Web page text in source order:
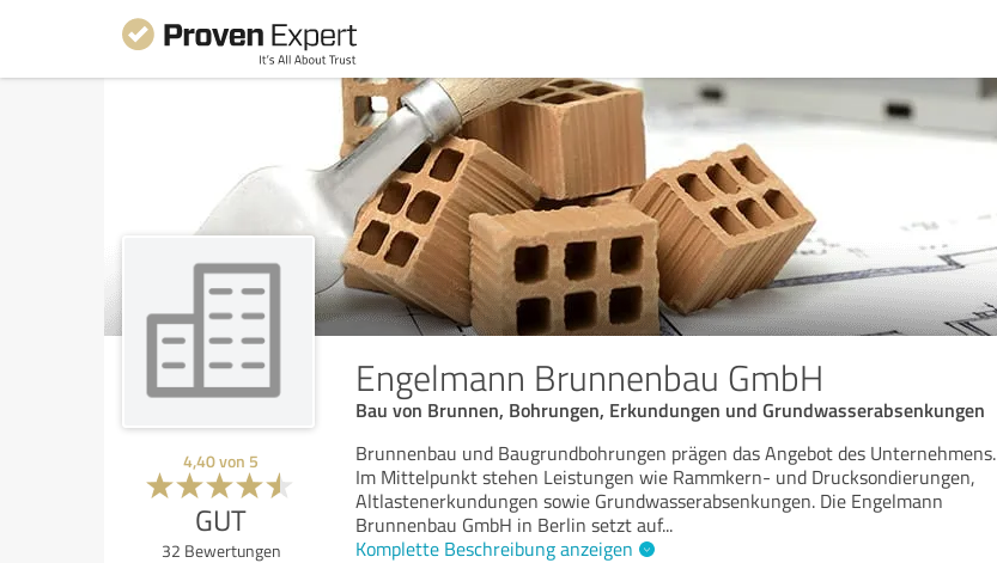
Engelmann Brunnenbau GmbH
Bau von Brunnen, Bohrungen, Erkundungen und Grundwasserabsenkungen
4,40von 5
GUT
32 Bewertungen
Brunnenbau und Baugrundbohrungen prägen das Angebot des Unternehmens.
Im Mittelpunkt stehen Leistungen wie Rammkern- und Drucksondierungen,
Altlastenerkundungen sowie Grundwasserabsenkungen. Die Engelmann
Brunnenbau GmbH in Berlin setzt auf...
Komplette Beschreibung anzeigen